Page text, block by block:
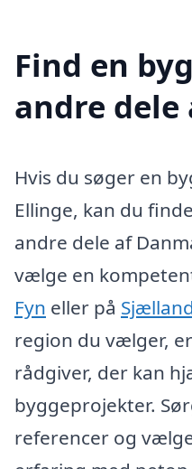
Find en
andre
Hvis du søger en
Ellinge, kan du
andre dele af
vælge en
Fyn eller på Sjælland
region du vælger,
rådgiver, der kan
byggeprojekter.
referencer og